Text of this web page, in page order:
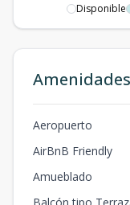
Disponible
Amenidades
Aeropuerto
AirBnB Friendly
Amueblado
Balcón tipo